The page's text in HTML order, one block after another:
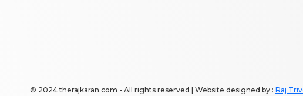
© 2024 therajkaran.com - All rights reserved | Website designed by : Raj